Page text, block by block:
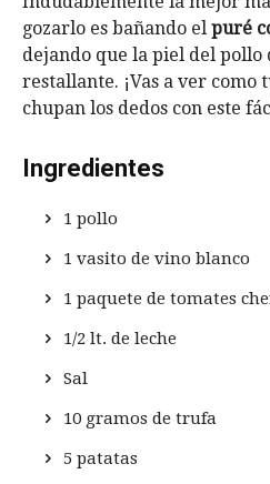
gozarlo es bañando el puré
dejando que la piel del pollo
restallante. ¡Vas a ver como
chupan los dedos con este
Ingredientes
1 pollo
1 vasito de vino blanco
1 paquete de tomates
1/2 lt. de leche
Sal
10 gramos de trufa
5 patatas